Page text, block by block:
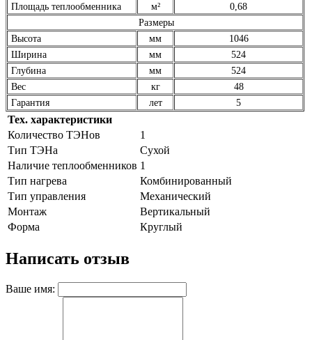
Площадь теплообменника м²
0,68
Размеры
Высота
мм
1046
Ширина
мм
524
Глубина
мм
524
Вес
кг
48
Гарантия
лет 5
Тех. характеристики
Количество ТЭНов
1
Тип ТЭНа
Сухой
Наличие теплообменников 1
Тип нагрева
Комбинированный
Тип управления
Механический
Монтаж
Вертикальный
Форма
Круглый
Написать отзыв
Ваше имя: